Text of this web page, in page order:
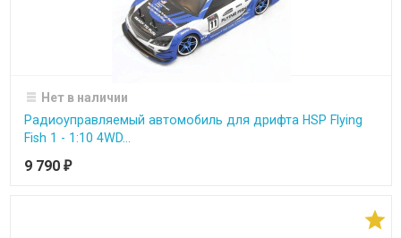
Нет в наличии
Радиоуправляемый автомобиль для дрифта HSP Flying
Fish 1 - 1:10 4WD...
9 790 ₽
